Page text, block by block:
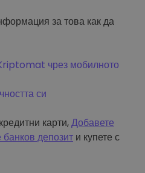
за това как да
чрез мобилното
си
карти,Добавете
банков депозит и купете с